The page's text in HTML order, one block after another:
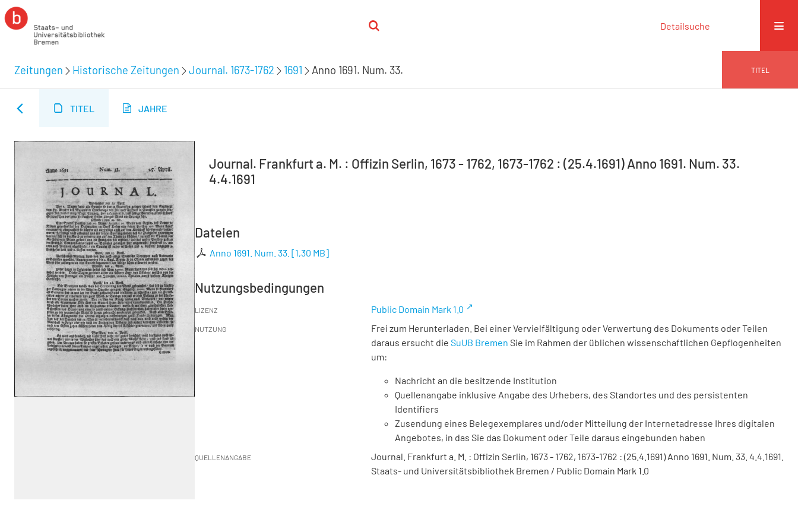
Detailsuche
Zeitungen Historische Zeitungen Journal. 1673-1762 1691 Anno 1691. Num. 33. TITEL
TITEL JAHRE
Journal. Frankfurt a. M. : Offizin Serlin, 1673 - 1762, 1673-1762 : (25.4.1691) Anno 1691. Num. 33.
4.4.1691
Dateien
Anno 1691. Num. 33. [1,30 MB]
Nutzungsbedingungen
LIZENZ Public Domain Mark 1.0
NUTZUNG
Frei zum Herunterladen. Bei einer Vervielfältigung oder Verwertung des Dokuments oder Teilen
daraus ersucht die SuUB Bremen Sie im Rahmen der üblichen wissenschaftlichen Gepflogenheiten
um:
Nachricht an die besitzende Institution
Quellenangabe inklusive Angabe des Urhebers, des Standortes und des persistenten
Identifiers
Zusendung eines Belegexemplares und/oder Mitteilung der Internetadresse Ihres digitalen
Angebotes, in das Sie das Dokument oder Teile daraus eingebunden haben
QUELLENANGABE
Journal. Frankfurt a. M. : Offizin Serlin, 1673 - 1762, 1673-1762 : (25.4.1691) Anno 1691. Num. 33. 4.4.1691.
Staats- und Universitätsbibliothek Bremen / Public Domain Mark 1.0